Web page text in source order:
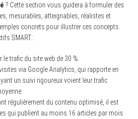
? Cette section vous guidera à formuler des
mesurables, atteignables, réalistes et
concrets pour illustrer ces concepts.
SMART :
le trafic du site web de 30 %.
via Google Analytics, qui rapporte en
un suivi rigoureux voient leur trafic
régulièrement du contenu optimisé, il est
qui publient au moins 16 articles par mois